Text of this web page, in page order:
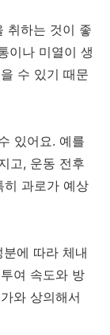
취하는 것이 좋
이나 미열이 생
수 있기 때문
있어요. 예를
고, 운동 전후
히 과로가 예상
에 따라 체내
여 속도와 방
와 상의해서